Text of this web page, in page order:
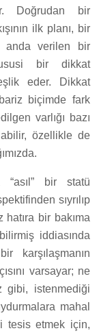
Doğrudan bir
ilk planı, bir
anda verilen bir
bir dikkat
eder. Dikkat
biçimde fark
varlığı bazı
özellikle de
“asıl” bir statü
sıyrılıp
bir bakıma
iddiasında
karşılaşmanın
varsayar; ne
gibi, istenmediği
mahal
tesis etmek için,